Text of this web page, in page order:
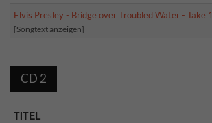
Elvis Presley - Bridge over Troubled Water - Take 1
[Songtext anzeigen]
CD 2
TITEL